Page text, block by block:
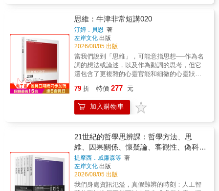
於感官貧乏、地方感流失與自我疏離的描述，
竟顯得比三十年前更加迫切。「我們的眼睛是
在與其他眼睛的微妙互動中演化出來，一如我
們的耳朵按其結構就是調校成能靈敏聽到狼嚎
和鵝鳴。若我們封閉自己，不再聆聽其他生命
的聲音，並繼續以我們的生活方式將這些非人
生命的感知方式推向滅絕、消逝，那我們就是
智的一致性。只有在與非人類生命的接觸和共
儀式、現象學與感官經驗，重新理解人類感知
原本如何嵌入自然世界，與萬物感應。
是量化的數字，於是，政治社會經濟等各種議
簡要回顧現代客觀性的背景與意義，羅列其中
關鍵的問題並逐一解析，展現哲學回應當代社
會議題的方式。
察殘存科學（如鍊金術）、過度政治化的科學
（如優生學）、反建制科學（如創造論），到
當前科學造假的問題（如冷核融合）。由於科
學探索本身的限制，以及當代科學運作的機
制，讓灰色地帶的爭議無可避免。面對爭議，
需要的是釐清問題而非全面否認，否認主義散
播懷疑、混淆大眾對科學共識的理解，並招募
具有學術資格的科學家，表面上符合主流科學
的操作模式，實質上卻損害了公共利益，而這
義這個詞。對偽科學進行認真的思索，而不是
只要一個簡單的答案，這正是我們這個時代所
需要的態度。本書特色近年多有強調媒體識讀
能力的重要，原因不外資訊氾濫，真假難辨，
甚至危及公共利益。本書透過對「偽科學」的
討論，不僅讓讀者一窺近代科學史的軌跡，劃
界所涉及的除了科學本質的哲學問題，還關係
到政治、文化與社會權力，也呈現當代科學結
構的困境。
思維：牛津非常短講020
汀姆．貝恩 著
左岸文化 出版
2026/08/05 出版
當我們說到「思維」，可能意指思想──作為名
詞的想法或論述，以及作為動詞的思考，但它
還包含了更複雜的心靈官能和細微的心靈狀
維如何在大腦中實現？」這類有關思維本質的
問題。從思維的官能為起點，書中探索使思維
成為可能的機制，並試圖回答由此引發的一連
類型呢？人的心靈都只是別人無法進入的舞台
嗎？有讀懂他心的可能嗎？我們最常用語言來
表達思想或思考的過程，那麼思維可以用語言
來理解嗎？沒有語言的動物就沒有思維嗎？語
言文化差異會影響我們的思維嗎？思維有沒有
限制呢？出錯的思維又是怎麼回事？腦神經科
學的發展和人類學的研究方式開啟另一扇探索
79 折 特價 277 元
加入購物車
21世紀的哲學思辨課：哲學方法、思
維、因果關係、懷疑論、客觀性、偽科學
（牛津非常短講IV）
提摩西．威廉森等 著
左岸文化 出版
2026/08/05 出版
我們身處資訊氾濫，真假難辨的時刻：人工智